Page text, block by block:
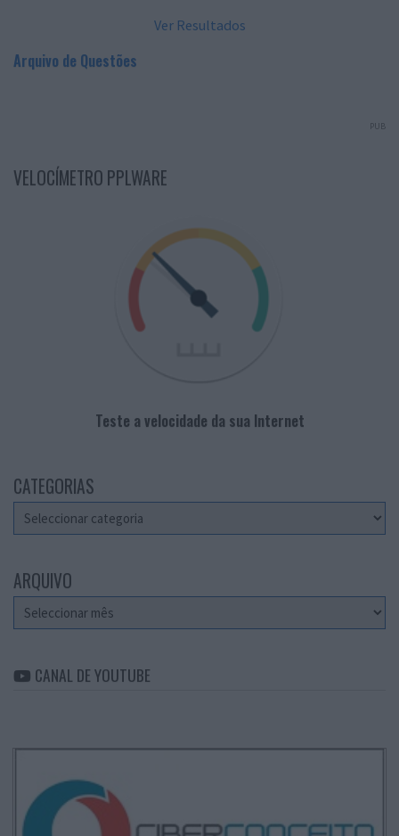
Ver Resultados
Arquivo de Questões
PUB
VELOCÍMETRO PPLWARE
Teste a velocidade da sua Internet
CATEGORIAS
Categorias
ARQUIVO
Arquivo
CANAL DE YOUTUBE